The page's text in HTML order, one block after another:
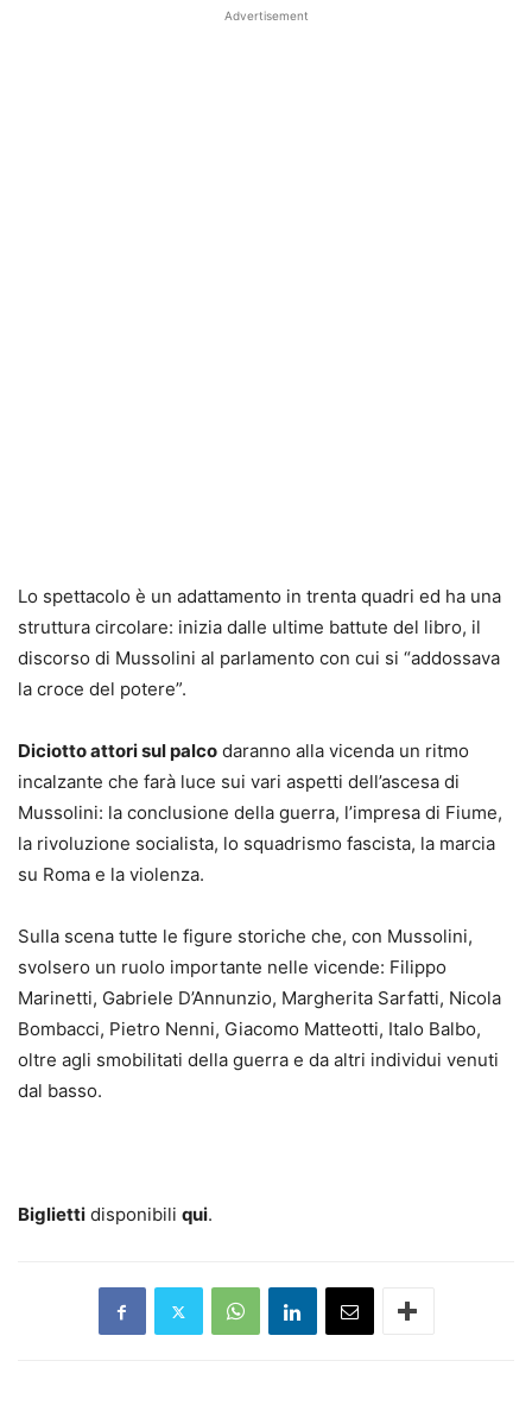
Advertisement
Lo spettacolo è un adattamento in trenta quadri ed ha una
struttura circolare: inizia dalle ultime battute del libro, il
discorso di Mussolini al parlamento con cui si “addossava
la croce del potere”.
Diciotto attori sul palco daranno alla vicenda un ritmo
incalzante che farà luce sui vari aspetti dell’ascesa di
Mussolini: la conclusione della guerra, l’impresa di Fiume,
la rivoluzione socialista, lo squadrismo fascista, la marcia
su Roma e la violenza.
Sulla scena tutte le figure storiche che, con Mussolini,
svolsero un ruolo importante nelle vicende: Filippo
Marinetti, Gabriele D’Annunzio, Margherita Sarfatti, Nicola
Bombacci, Pietro Nenni, Giacomo Matteotti, Italo Balbo,
oltre agli smobilitati della guerra e da altri individui venuti
dal basso.
Biglietti disponibili qui.